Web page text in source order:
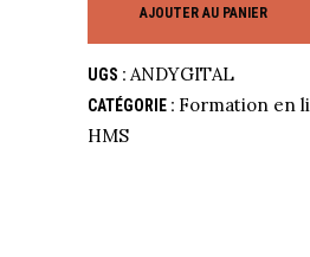
AJOUTER AU PANIER
UGS : ANDYGITAL
CATÉGORIE : Formation en
HMS